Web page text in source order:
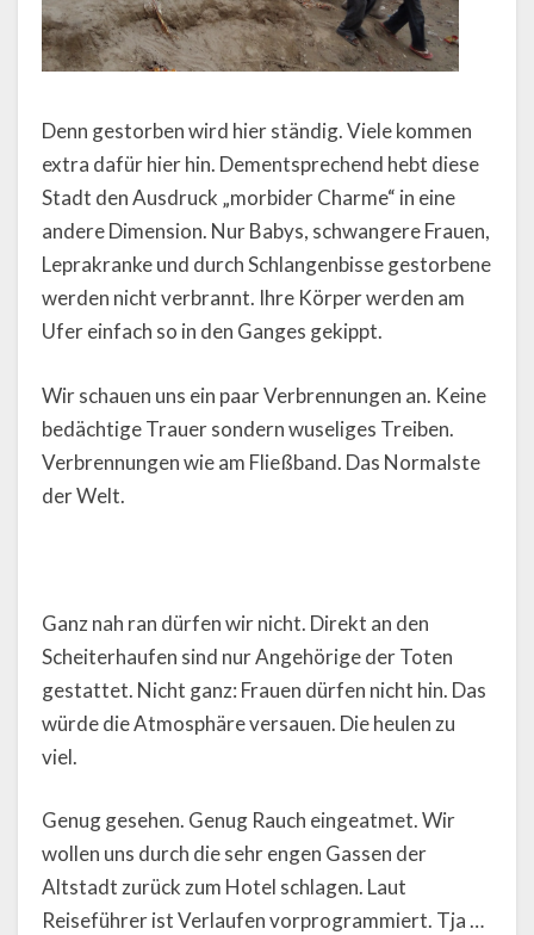
Denn gestorben wird hier ständig. Viele kommen
extra dafür hier hin. Dementsprechend hebt diese
Stadt den Ausdruck „morbider Charme“ in eine
andere Dimension. Nur Babys, schwangere Frauen,
Leprakranke und durch Schlangenbisse gestorbene
werden nicht verbrannt. Ihre Körper werden am
Ufer einfach so in den Ganges gekippt.
Wir schauen uns ein paar Verbrennungen an. Keine
bedächtige Trauer sondern wuseliges Treiben.
Verbrennungen wie am Fließband. Das Normalste
der Welt.
Ganz nah ran dürfen wir nicht. Direkt an den
Scheiterhaufen sind nur Angehörige der Toten
gestattet. Nicht ganz: Frauen dürfen nicht hin. Das
würde die Atmosphäre versauen. Die heulen zu
viel.
Genug gesehen. Genug Rauch eingeatmet. Wir
wollen uns durch die sehr engen Gassen der
Altstadt zurück zum Hotel schlagen. Laut
Reiseführer ist Verlaufen vorprogrammiert. Tja …